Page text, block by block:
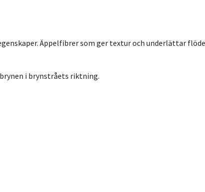
Äppelfibrer som ger textur och underlättar
i brynstråets riktning.